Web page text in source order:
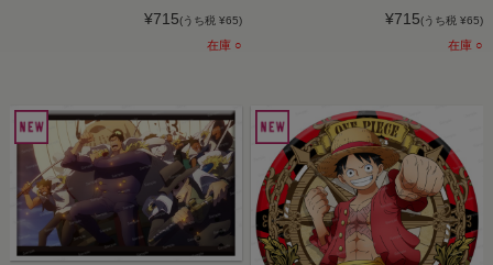
¥715(うち税 ¥65)
在庫 ○
¥715(うち税 ¥65)
在庫 ○